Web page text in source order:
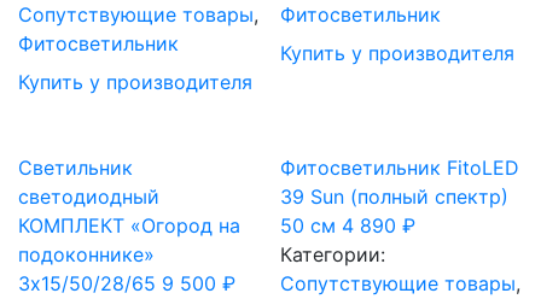
Сопутствующие товары,
Фитосветильник
Купить у производителя
Фитосветильник
Купить у производителя
Светильник
светодиодный
КОМПЛЕКТ «Огород на
подоконнике»
3х15/50/28/65 9 500 ₽
Фитосветильник FitoLED
39 Sun (полный спектр)
50 см 4 890₽
Категории:
Сопутствующие товары,